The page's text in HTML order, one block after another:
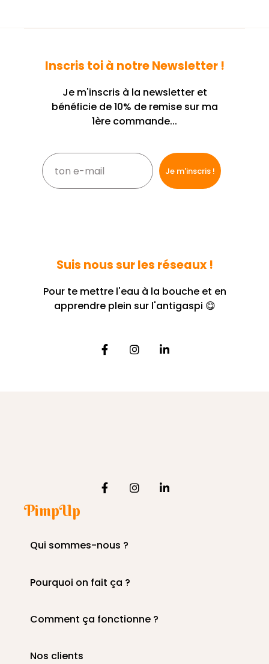
Inscris toi à notre Newsletter !
Je m'inscris à la newsletter et
bénéficie de 10% de remise sur ma
1ère commande...
Suis nous sur les réseaux !
Pour te mettre l'eau à la bouche et en
apprendre plein sur l'antigaspi 😋
PimpUp
Qui sommes-nous ?
Pourquoi on fait ça ?
Comment ça fonctionne ?
Nos clients